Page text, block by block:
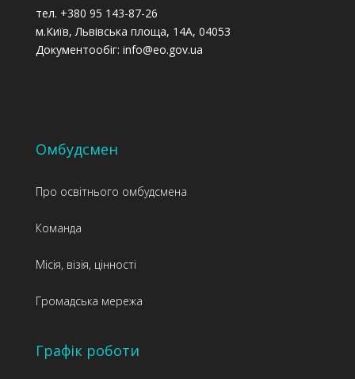
тел. +380 95 143-87-26
м.Київ, Львівська площа, 14А, 04053
Документообіг: info@eo.gov.ua
Омбудсмен
Про освітнього омбудсмена
Команда
Місія, візія, цінності
Громадська мережа
Графік роботи